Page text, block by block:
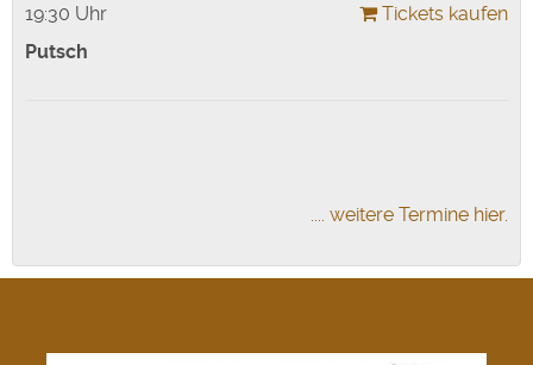
19:30 Uhr
Tickets kaufen
Putsch
.... weitere Termine hier.